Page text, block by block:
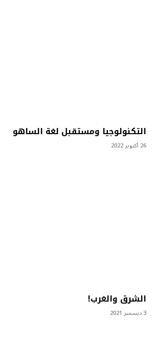
التكنولوجيا ومستقبل لغة الساهو
26 أكتوبر 2022
الشرق والغرب!
3 ديسمبر 2021